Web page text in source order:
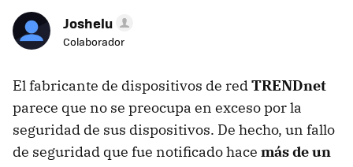
Joshelu
Colaborador
El fabricante de dispositivos de redTRENDnet
parece que no se preocupa en exceso por la
seguridad de sus dispositivos. De hecho, un fallo
de seguridad que fue notificado hace más de un